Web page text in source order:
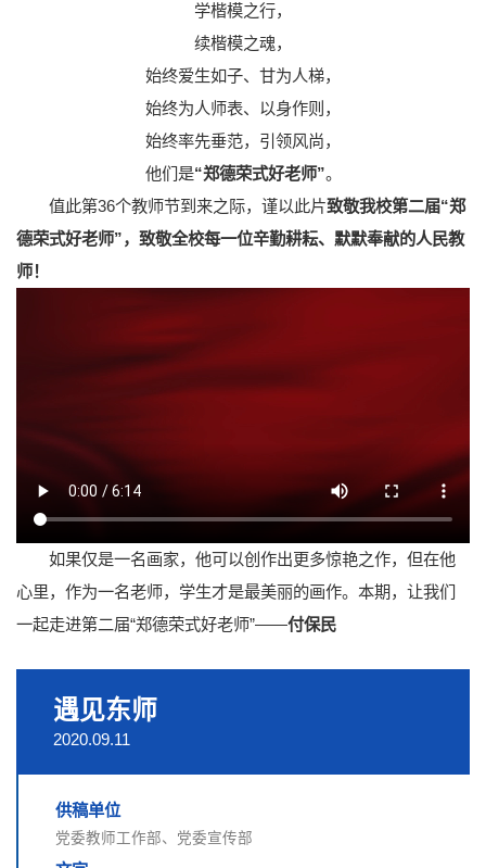
遇见东师
2020.09.11
供稿单位
党委教师工作部、党委宣传部
学楷模之行，
续楷模之魂，
始终爱生如子、甘为人梯，
始终为人师表、以身作则，
始终率先垂范，引领风尚，
他们是“郑德荣式好老师”。
值此第36个教师节到来之际，谨以此片致敬我校第二届“郑
德荣式好老师”，致敬全校每一位辛勤耕耘、默默奉献的人民教
师！
如果仅是一名画家，他可以创作出更多惊艳之作，但在他
心里，作为一名老师，学生才是最美丽的画作。本期，让我们
一起走进第二届“郑德荣式好老师”——付保民